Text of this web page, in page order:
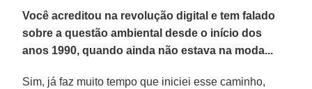
Você acreditou na revolução digital e tem falado
sobre a questão ambiental desde o início dos
anos 1990, quando ainda não estava na moda...
Sim, já faz muito tempo que iniciei esse caminho,